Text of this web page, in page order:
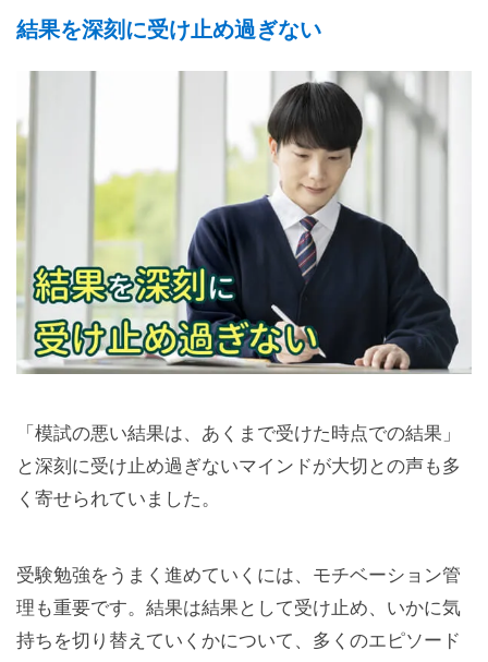
結果を深刻に受け止め過ぎない
「模試の悪い結果は、あくまで受けた時点での結果」
と深刻に受け止め過ぎないマインドが大切との声も多
く寄せられていました。
受験勉強をうまく進めていくには、モチベーション管
理も重要です。結果は結果として受け止め、いかに気
持ちを切り替えていくかについて、多くのエピソード